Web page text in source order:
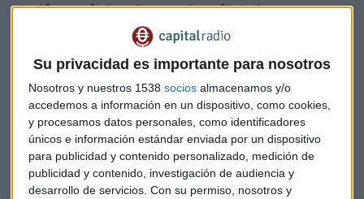
Su privacidad es importante para nosotros
Nosotros y nuestros 1538 socios almacenamos y/o
accedemos a información en un dispositivo, como cookies,
y procesamos datos personales, como identificadores
únicos e información estándar enviada por un dispositivo
para publicidad y contenido personalizado, medición de
publicidad y contenido, investigación de audiencia y
desarrollo de servicios. Con su permiso, nosotros y
Nicolás Fernández, director de análisis de Banco
l, cree que, a corto plazo, las acciones de Mediaset
España pueden seguir bajando aunque es necesario
analizar bien las valoraciones. Según Fernández,"hasta
ahora la historia de Telecinco era muy clara con una
rentabilidad por dividendo muy elevada y casi sin
endeudamiento, pero ahora pasa a formar parte de una
empresa con más deuda y menor retribución al accionista".
Escucha el análisis completo: